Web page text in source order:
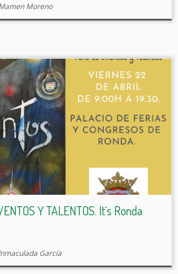
Moreno
Y TALENTOS. It´s Ronda
García